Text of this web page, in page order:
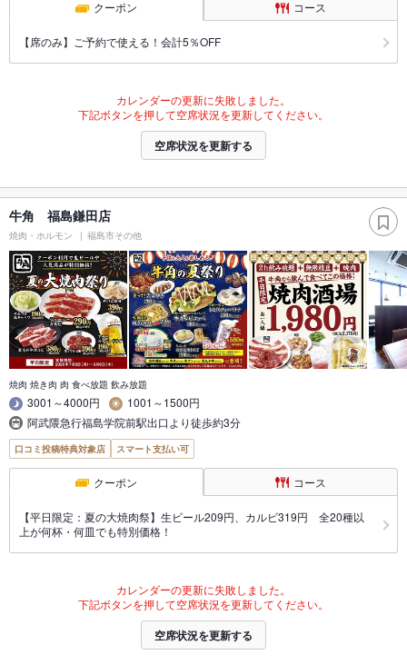
クーポン コース
【席のみ】ご予約で使える！会計5％OFF
カレンダーの更新に失敗しました。
下記ボタンを押して空席状況を更新してください。
空席状況を更新する
牛角 福島鎌田店
焼肉・ホルモン 福島市その他
焼肉 焼き肉 肉 食べ放題 飲み放題
3001～4000円
1001～1500円
阿武隈急行福島学院前駅出口より徒歩約3分
口コミ投稿特典対象店 スマート支払い可
クーポン コース
【平日限定：夏の大焼肉祭】生ビール209円、カルビ319円 全20種以
上が何杯・何皿でも特別価格！
カレンダーの更新に失敗しました。
下記ボタンを押して空席状況を更新してください。
空席状況を更新する